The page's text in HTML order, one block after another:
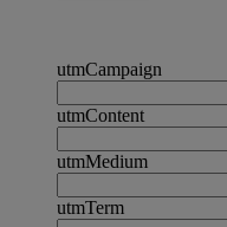
utmCampaign
utmContent
utmMedium
utmTerm